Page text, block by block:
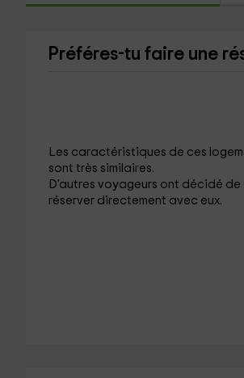
Préféres-tu faire une
Les caractéristiques de ces
sont très similaires.
D'autres voyageurs ont décidé de
réserver directement avec eux.